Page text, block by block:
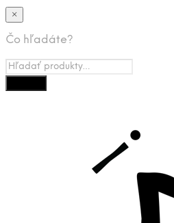
×
Čo hľadáte?